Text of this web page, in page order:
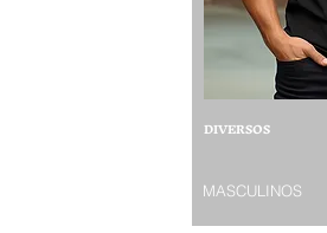
DIVERSOS
MASCULINOS